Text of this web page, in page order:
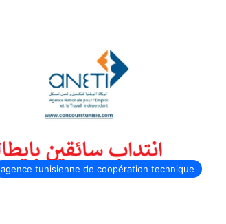
agence tunisienne de coopération technique